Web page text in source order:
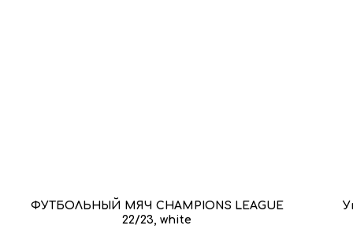
ФУТБОЛЬНЫЙ МЯЧ CHAMPIONS LEAGUE
22/23, white